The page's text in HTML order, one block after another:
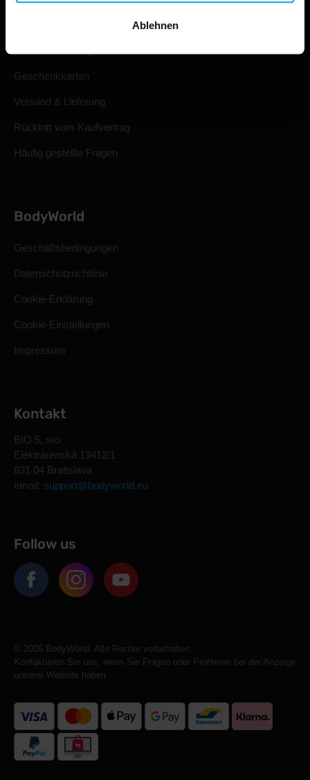
Ablehnen
Geschenkkarten
Versand & Lieferung
Rücktritt vom Kaufvertrag
Häufig gestellte Fragen
BodyWorld
Geschäftsbedingungen
Datenschutzrichtlinie
Cookie-Erklärung
Cookie-Einstellungen
Impressum
Kontakt
BIO 5, sro
Elektrárenská 13412/1
831 04 Bratislava
email: support@bodyworld.eu
Follow us
© 2026 BodyWorld. Alle Rechte vorbehalten.
Kontaktieren Sie uns, wenn Sie Fragen oder Probleme bei der Anzeige
unserer Website haben